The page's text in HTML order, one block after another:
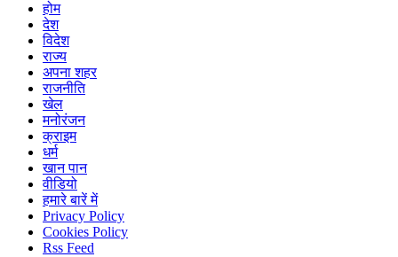
होम
देश
विदेश
राज्य
अपना शहर
राजनीति
खेल
मनोरंजन
क्राइम
धर्म
खान पान
वीडियो
हमारे बारें में
Privacy Policy
Cookies Policy
Rss Feed